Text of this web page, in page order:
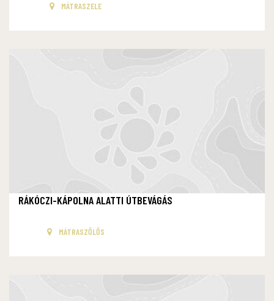
MÁTRASZELE
RÁKÓCZI-KÁPOLNA ALATTI ÚTBEVÁGÁS
MÁTRASZŐLŐS